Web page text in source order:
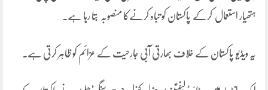
ہتھیار استعمال کرکے پاکستان کو تباہ کرنےکا منصوبہ بتا رہا ہے۔
یہ ویڈیو پاکستان کے خلاف بھارتی آبی جارحیت کے عزائم کو ظاہر کرتی ہے۔